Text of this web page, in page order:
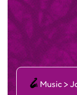
ī Music >